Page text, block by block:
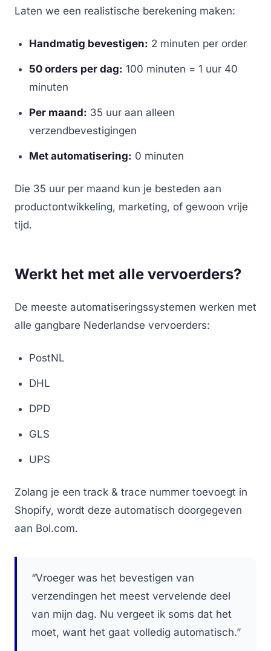
Laten we een realistische berekening maken:
Handmatig bevestigen: 2 minuten per order
50 orders per dag: 100 minuten = 1 uur 40
minuten
Per maand: 35 uur aan alleen
verzendbevestigingen
Met automatisering: 0 minuten
Die 35 uur per maand kun je besteden aan
productontwikkeling, marketing, of gewoon vrije
tijd.
Werkt het met alle vervoerders?
De meeste automatiseringssystemen werken met
alle gangbare Nederlandse vervoerders:
PostNL
DHL
DPD
GLS
UPS
Zolang je een track & trace nummer toevoegt in
Shopify, wordt deze automatisch doorgegeven
aan Bol.com.
“Vroeger was het bevestigen van
verzendingen het meest vervelende deel
van mijn dag. Nu vergeet ik soms dat het
moet, want het gaat volledig automatisch.”